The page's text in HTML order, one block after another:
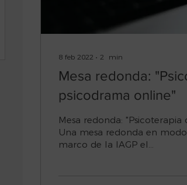
8 feb 2022 ∙ 2 min
Mesa redonda:
psicodrama online"
Mesa redonda:
Una mesa redonda en
marco de la IAGP el...